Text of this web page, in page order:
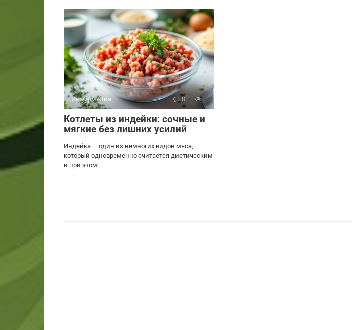
Информация 0
Котлеты из индейки: сочные и
мягкие без лишних усилий
Индейка — один из немногих видов мяса,
который одновременно считается диетическим
и при этом